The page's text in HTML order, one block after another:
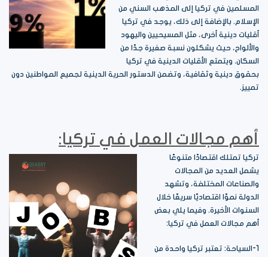
المسلمين في تركيا إلى المذهب السني من
الإسلام. بالإضافة إلى ذلك، يوجد في تركيا
أقليات دينية أخرى، مثل المسيحيين واليهود
والألواح، حيث يشكلون نسبة صغيرة جدًا من
السكان. ويتمتع الأقليات الدينية في تركيا
بحقوق دينية وثقافية، وتضمن الدستور الحرية الدينية لجميع المواطنين دون
تمييز.
أهم مجالات العمل في تركيا:
تركيا تمتلك اقتصادًا متنوعًا
يشمل العديد من المجالات
والصناعات المختلفة، وتشهد
الدولة نموًا اقتصاديًا سريعًا خلال
السنوات الأخيرة. وفيما يلي بعض
أهم مجالات العمل في تركيا:
1-السياحة: تعتبر تركيا واحدة من